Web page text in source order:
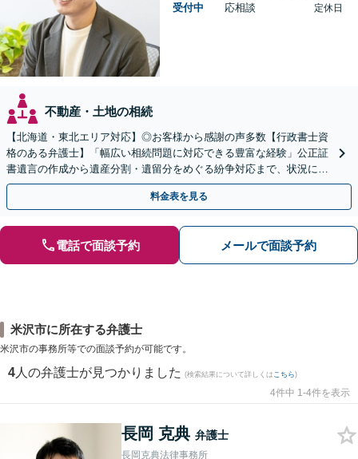
受付中
応相談
定休日
不動産・土地の相続
【北海道・東北エリア対応】◎お客様から感謝の声多数【行政書士資
格のある弁護士】「幅広い相続問題に対応できる豊富な経験」公正証
書遺言の作成から遺産分割・遺留分をめぐる紛争対応まで、状況に応
じた最適な方法をご提案します【夜間相談可】
料金表を見る
電話で面談予約 メールで面談予約
米沢市に所在する弁護士
米沢市の事務所等での面談予約が可能です。
4 人の弁護士が見つかりました (検索結果について詳しくは こちら)
4件中 1-4件を表示
長岡 克典 弁護士
長岡克典法律事務所